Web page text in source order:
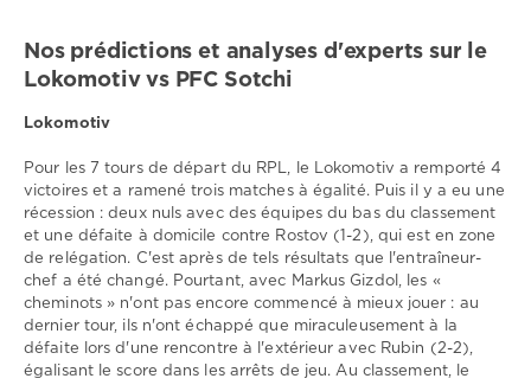
Télécharger
1xbet
0
Lokomotiv ,
PFC
Sotchi,
RPL
Nos prédictions et analyses d'experts sur le
Lokomotiv vs PFC Sotchi
Lokomotiv
Pour les 7 tours de départ du RPL, le Lokomotiv a remporté 4
victoires et a ramené trois matches à égalité. Puis il y a eu une
récession : deux nuls avec des équipes du bas du classement
et une défaite à domicile contre Rostov (1-2), qui est en zone
de relégation. C'est après de tels résultats que l'entraîneur-
chef a été changé. Pourtant, avec Markus Gizdol, les «
cheminots » n'ont pas encore commencé à mieux jouer : au
dernier tour, ils n'ont échappé que miraculeusement à la
défaite lors d'une rencontre à l'extérieur avec Rubin (2-2),
égalisant le score dans les arrêts de jeu. Au classement, le